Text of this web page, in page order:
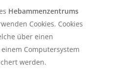
Hebammenzentrums
Cookies. Cookies
über einen
Computersystem
werden.